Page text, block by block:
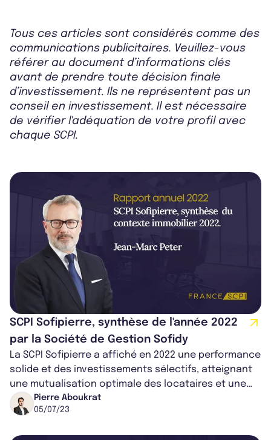
Tous ces articles sont considérés comme des
communications publicitaires. Veuillez-vous
référer au document d’informations clés
avant de prendre toute décision finale
d’investissement. Ils ne représentent pas un
conseil en investissement. Il est nécessaire
de vérifier l'adéquation de votre profil avec
chaque SCPI.
SCPI Sofipierre, synthèse de l'année 2022
par la Société de Gestion Sofidy
La SCPI Sofipierre a affiché en 2022 une performance
solide et des investissements sélectifs, atteignant
une mutualisation optimale des locataires et une
diversification accrue du...
Pierre Aboukrat
05/07/23